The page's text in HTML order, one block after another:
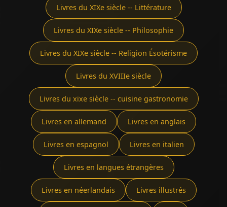
Livres du XIXe siècle -- Littérature
Livres du XIXe siècle -- Philosophie
Livres du XIXe siècle -- Religion Ésotérisme
Livres du XVIIIe siècle
Livres du xixe siècle -- cuisine gastronomie
Livres en allemand Livres en anglais
Livres en espagnol Livres en italien
Livres en langues étrangères
Livres en néerlandais Livres illustrés